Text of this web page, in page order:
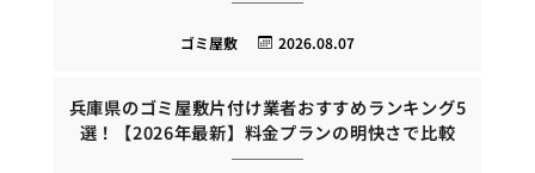
2026.08.07
ゴミ屋敷
兵庫県のゴミ屋敷片付け業者おすすめランキング5
選！【2026年最新】料金プランの明快さで比較